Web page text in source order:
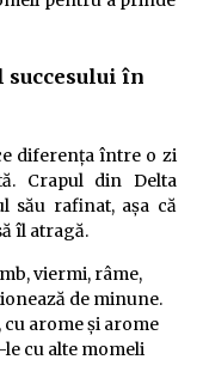
succesului în
diferența între o zi
Crapul din Delta
său rafinat, așa că
îl atragă.
viermi, râme,
de minune.
arome și arome
cu alte momeli